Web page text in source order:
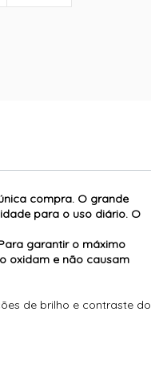
compra. O grande
para o uso diário. O
garantir o máximo
oxidam e não causam
de brilho e contraste do